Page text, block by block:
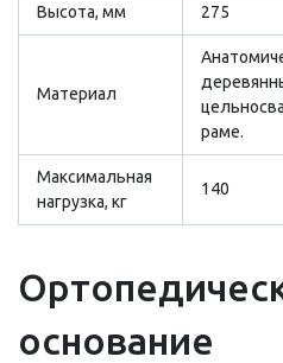
Высота, мм 275
Материал
раме.
Максимальная
нагрузка, кг
140
основание